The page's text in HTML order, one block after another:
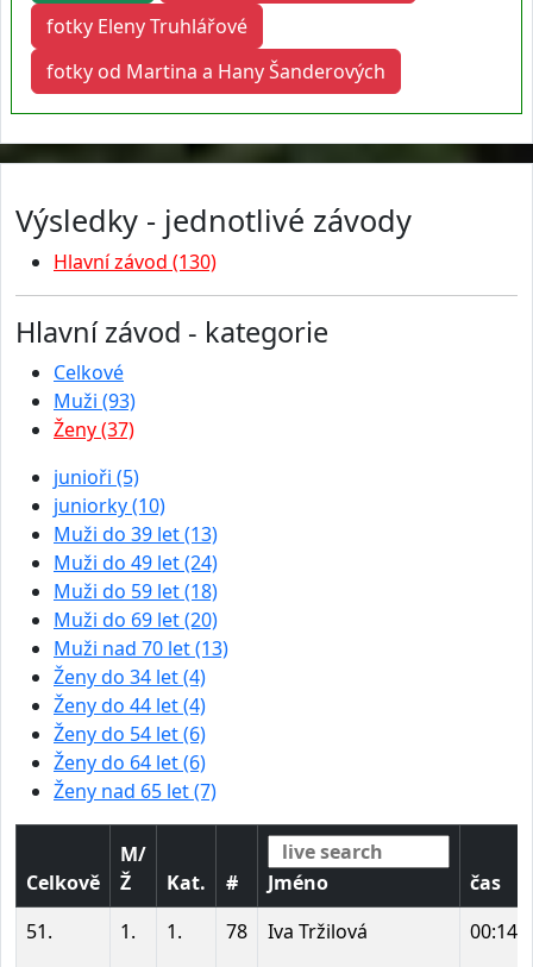
fotky Eleny Truhlářové
fotky od Martina a Hany Šanderových
Výsledky - jednotlivé závody
Hlavní závod (130)
Hlavní závod - kategorie
Celkové
Muži (93)
Ženy (37)
junioři (5)
juniorky (10)
Muži do 39 let (13)
Muži do 49 let (24)
Muži do 59 let (18)
Muži do 69 let (20)
Muži nad 70 let (13)
Ženy do 34 let (4)
Ženy do 44 let (4)
Ženy do 54 let (6)
Ženy do 64 let (6)
Ženy nad 65 let (7)
Celkově
M/
Ž
Kat. # Jméno
čas
51.
1. 1. 78 Iva Tržilová